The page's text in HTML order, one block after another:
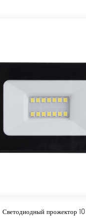
Светодиодный прожектор